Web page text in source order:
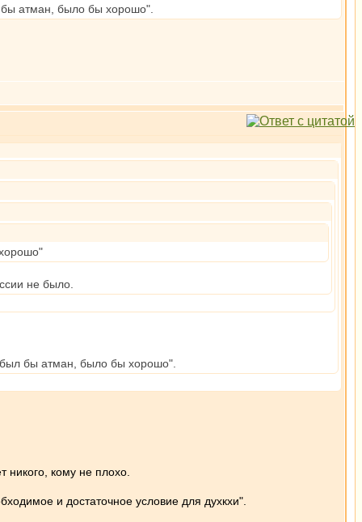
бы атман, было бы хорошо".
не было.
был бы атман, было бы хорошо".
никого, кому не плохо.
и достаточное условие для духкхи".